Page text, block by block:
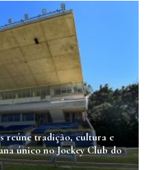
reúne tradição, cultura e
único no Jockey Club do